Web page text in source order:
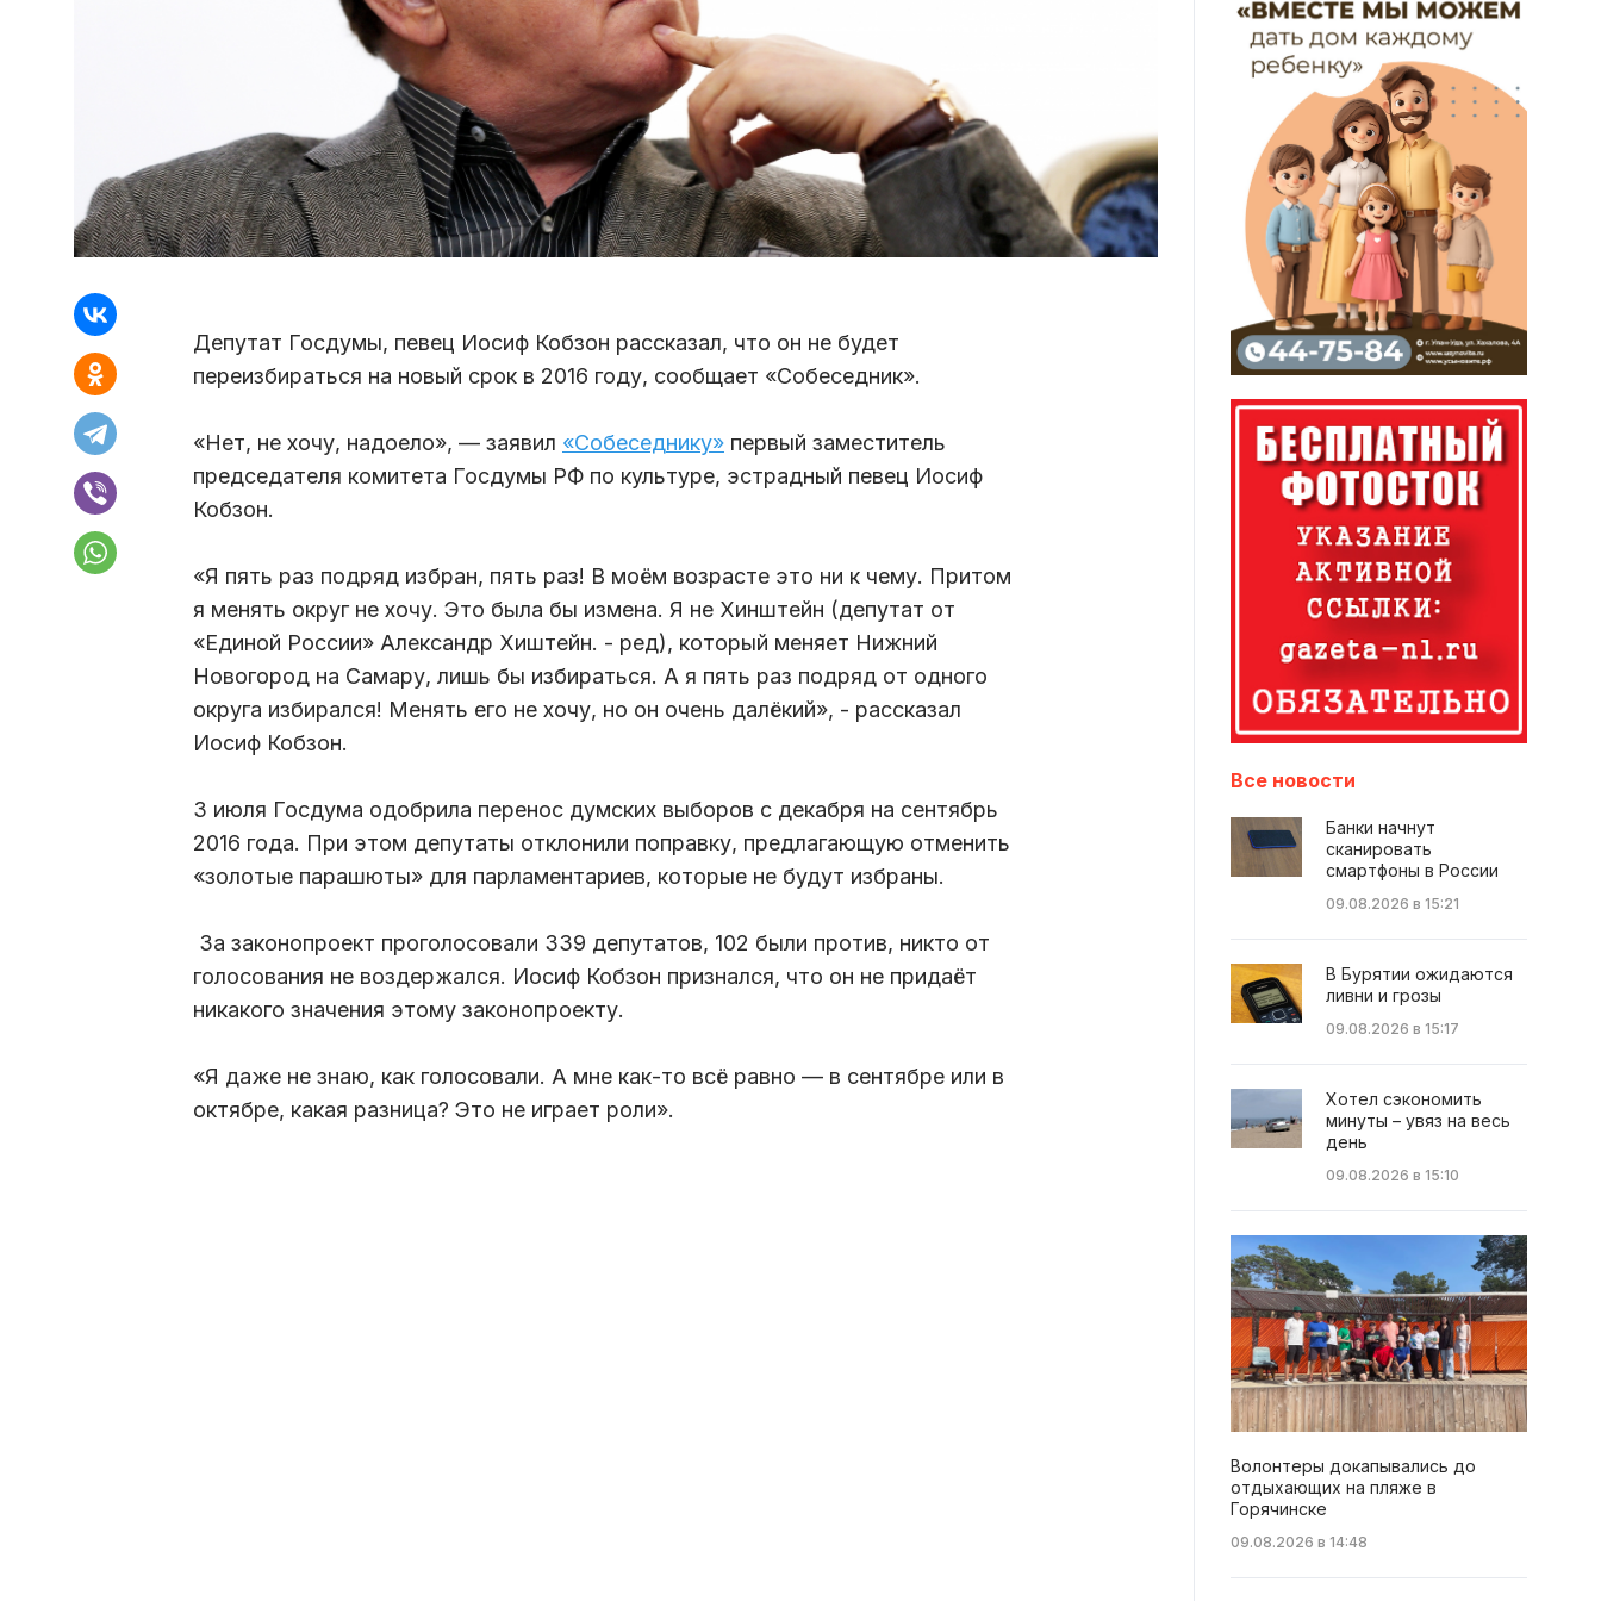
Депутат Госдумы, певец Иосиф Кобзон рассказал, что он не будет
переизбираться на новый срок в 2016 году, сообщает «Собеседник».
«Нет, не хочу, надоело», — заявил «Собеседнику» первый заместитель
председателя комитета Госдумы РФ по культуре, эстрадный певец Иосиф
Кобзон.
«Я пять раз подряд избран, пять раз! В моём возрасте это ни к чему. Притом
я менять округ не хочу. Это была бы измена. Я не Хинштейн (депутат от
«Единой России» Александр Хиштейн. - ред), который меняет Нижний
Новогород на Самару, лишь бы избираться. А я пять раз подряд от одного
округа избирался! Менять его не хочу, но он очень далёкий», - рассказал
Иосиф Кобзон.
3 июля Госдума одобрила перенос думских выборов с декабря на сентябрь
2016 года. При этом депутаты отклонили поправку, предлагающую отменить
«золотые парашюты» для парламентариев, которые не будут избраны.
За законопроект проголосовали 339 депутатов, 102 были против, никто от
голосования не воздержался. Иосиф Кобзон признался, что он не придаёт
никакого значения этому законопроекту.
«Я даже не знаю, как голосовали. А мне как-то всё равно — в сентябре или в
октябре, какая разница? Это не играет роли».
Все новости
Банки начнут
сканировать
смартфоны в России
09.08.2026 в 15:21
В Бурятии ожидаются
ливни и грозы
09.08.2026 в 15:17
Хотел сэкономить
минуты – увяз на весь
день
09.08.2026 в 15:10
Волонтеры докапывались до
отдыхающих на пляже в
Горячинске
09.08.2026 в 14:48